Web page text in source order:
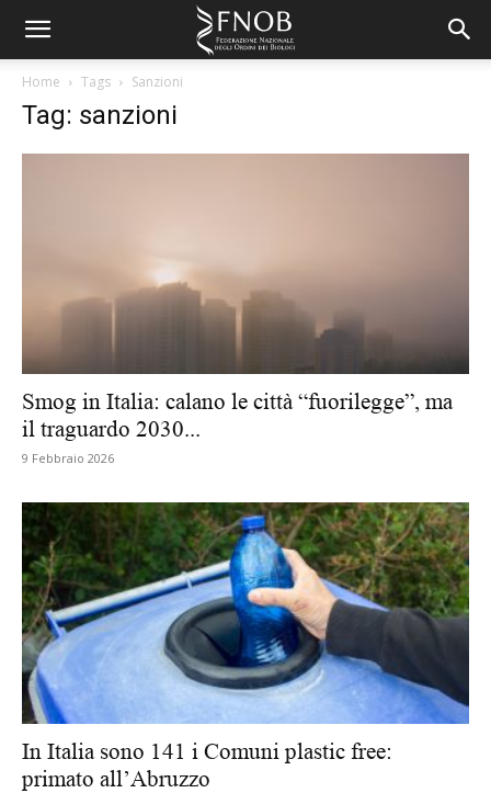
Home Tags Sanzioni
Tag: sanzioni
Smog in Italia: calano le città “fuorilegge”, ma
il traguardo 2030...
9 Febbraio 2026
In Italia sono 141 i Comuni plastic free:
primato all’Abruzzo